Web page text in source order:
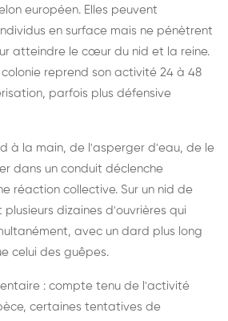
européen. Elles peuvent
en surface mais ne pénètrent
atteindre le cœur du nid et la reine.
reprend son activité 24 à 48
parfois plus défensive
à la main, de l'asperger d'eau, de le
dans un conduit déclenche
réaction collective. Sur un nid de
dizaines d'ouvrières qui
avec un dard plus long
celui des guêpes.
: compte tenu de l'activité
certaines tentatives de